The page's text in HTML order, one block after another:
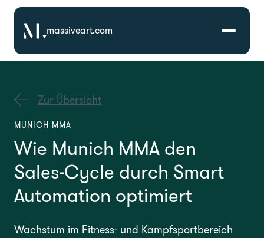
massiveart.com
Technologien
Referenzen
Branchen
Karriere
Zur Übersicht
MUNICH MMA
Wie Munich MMA den
Sales-Cycle durch Smart
Automation optimiert
Wachstum im Fitness- und Kampfsportbereich